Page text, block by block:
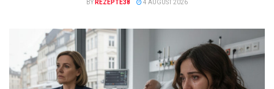
BY REZEPTE38 4 AUGUST 2026